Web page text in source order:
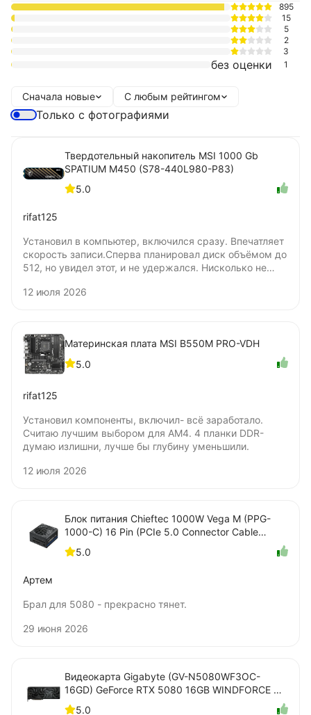
895
15
5
2
3
без оценки 1
Сначала новые С любым рейтингом
Только с фотографиями
Твердотельный накопитель MSI 1000 Gb
SPATIUM M450 (S78-440L980-P83)
5.0
rifat125
Установил в компьютер, включился сразу. Впечатляет
скорость записи.Сперва планировал диск объёмом до
512, но увидел этот, и не удержался. Нисколько не
только, бумажную наклейку нужно удалять для
12 июля 2026
Материнская плата MSI B550M PRO-VDH
5.0
rifat125
Установил компоненты, включил- всё заработало.
Считаю лучшим выбором для AM4. 4 планки DDR-
думаю излишни, лучше бы глубину уменьшили.
12 июля 2026
Блок питания Chieftec 1000W Vega M (PPG-
1000-C) 16 Pin (PCIe 5.0 Connector Cable
Details)
5.0
Артем
Брал для 5080 - прекрасно тянет.
29 июня 2026
Видеокарта Gigabyte (GV-N5080WF3OC-
16GD) GeForce RTX 5080 16GB WINDFORCE OC
SFF
5.0